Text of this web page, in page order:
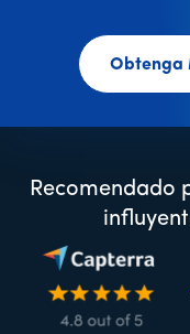
Obtenga
Recomendado